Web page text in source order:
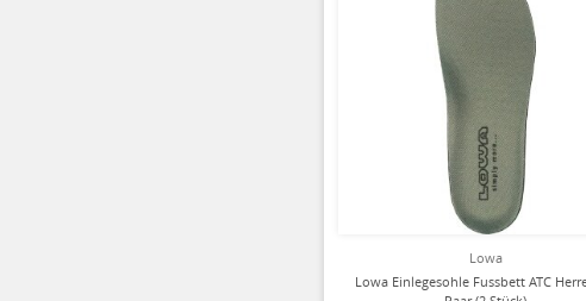
Lowa
Lowa Einlegesohle Fussbett ATC